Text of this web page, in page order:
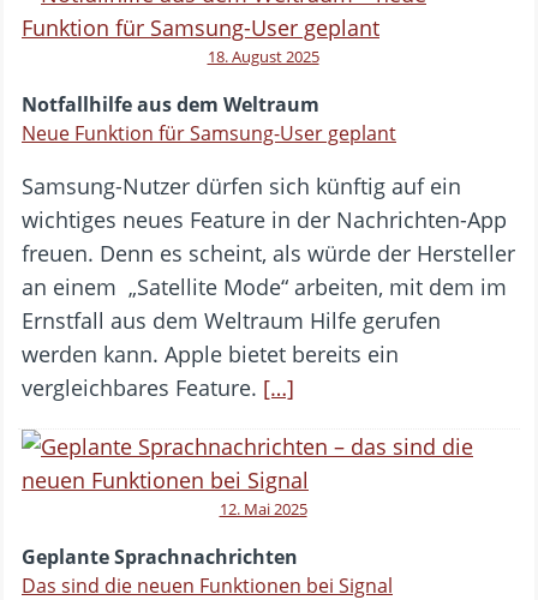
18. August 2025
Notfallhilfe aus dem Weltraum
Neue Funktion für Samsung-User geplant
Samsung-Nutzer dürfen sich künftig auf ein
wichtiges neues Feature in der Nachrichten-App
freuen. Denn es scheint, als würde der Hersteller
an einem „Satellite Mode“ arbeiten, mit dem im
Ernstfall aus dem Weltraum Hilfe gerufen
werden kann. Apple bietet bereits ein
vergleichbares Feature. […]
12. Mai 2025
Geplante Sprachnachrichten
Das sind die neuen Funktionen bei Signal